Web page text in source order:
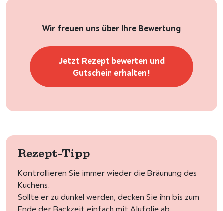
Wir freuen uns über Ihre Bewertung
Jetzt Rezept bewerten und
Gutschein erhalten!
Rezept-Tipp
Kontrollieren Sie immer wieder die Bräunung des
Kuchens.
Sollte er zu dunkel werden, decken Sie ihn bis zum
Ende der Backzeit einfach mit Alufolie ab.